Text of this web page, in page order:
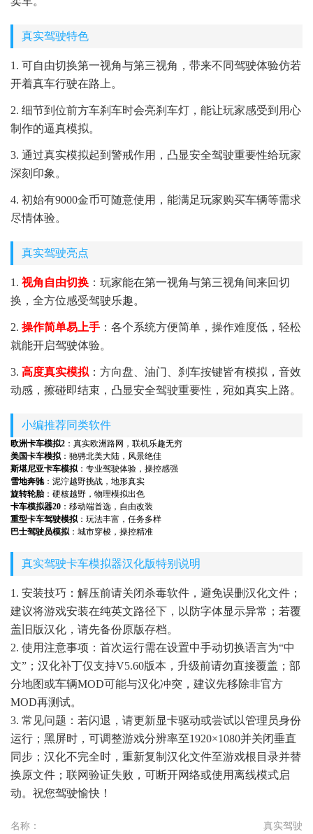
真实驾驶特色
1. 可自由切换第一视角与第三视角，带来不同驾驶体验仿若
开着真车行驶在路上。
2. 细节到位前方车刹车时会亮刹车灯，能让玩家感受到用心
制作的逼真模拟。
3. 通过真实模拟起到警戒作用，凸显安全驾驶重要性给玩家
深刻印象。
4. 初始有9000金币可随意使用，能满足玩家购买车辆等需求
尽情体验。
真实驾驶亮点
1. 视角自由切换 ：玩家能在第一视角与第三视角间来回切
换，全方位感受驾驶乐趣。
2. 操作简单易上手 ：各个系统方便简单，操作难度低，轻松
就能开启驾驶体验。
3. 高度真实模拟 ：方向盘、油门、刹车按键皆有模拟，音效
动感，擦碰即结束，凸显安全驾驶重要性，宛如真实上路。
小编推荐同类软件
欧洲卡车模拟2 ：真实欧洲路网，联机乐趣无穷
美国卡车模拟 ：驰骋北美大陆，风景绝佳
斯堪尼亚卡车模拟 ：专业驾驶体验，操控感强
雪地奔驰：泥泞越野挑战，地形真实
旋转轮胎：硬核越野，物理模拟出色
卡车模拟器20 ：移动端首选，自由改装
重型卡车驾驶模拟 ：玩法丰富，任务多样
巴士驾驶员模拟 ：城市穿梭，操控精准
真实驾驶卡车模拟器汉化版特别说明
1. 安装技巧：解压前请关闭杀毒软件，避免误删汉化文件；
建议将游戏安装在纯英文路径下，以防字体显示异常；若覆
盖旧版汉化，请先备份原版存档。
2. 使用注意事项：首次运行需在设置中手动切换语言为“中
文”；汉化补丁仅支持V5.60版本，升级前请勿直接覆盖；部
分地图或车辆MOD可能与汉化冲突，建议先移除非官方
MOD再测试。
3. 常见问题：若闪退，请更新显卡驱动或尝试以管理员身份
运行；黑屏时，可调整游戏分辨率至1920×1080并关闭垂直
同步；汉化不完全时，重新复制汉化文件至游戏根目录并替
换原文件；联网验证失败，可断开网络或使用离线模式启
动。祝您驾驶愉快！
名称： 真实驾驶